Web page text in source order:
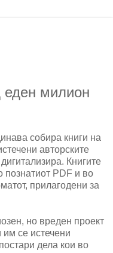
еден милион
собира книги на
авторските
Книгите
познатиот PDF и во
прилагодени за
но вреден проект
им се истечени
дела кои во